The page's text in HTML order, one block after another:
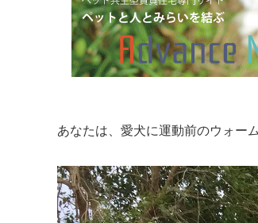
あなたは、愛犬に運動前のウォー